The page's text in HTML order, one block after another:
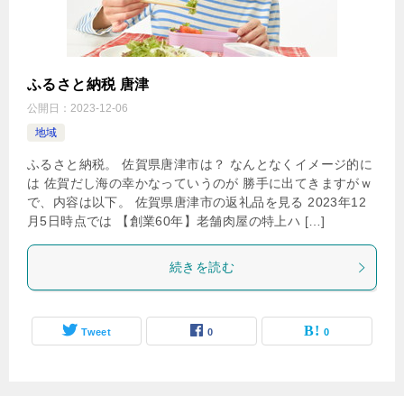
ふるさと納税 唐津
公開日： 2023-12-06
地域
ふるさと納税。 佐賀県唐津市は？ なんとなくイメージ的に
は 佐賀だし海の幸かなっていうのが 勝手に出てきますがｗ
で、内容は以下。 佐賀県唐津市の返礼品を見る 2023年12
月5日時点では 【創業60年】老舗肉屋の特上ハ […]
続きを読む
Tweet 0 0